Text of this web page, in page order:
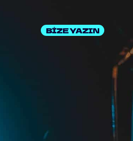
BİZE YAZIN